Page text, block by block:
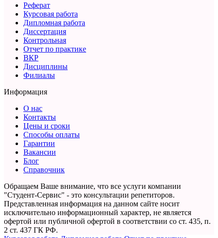
Реферат
Курсовая работа
Дипломная работа
Диссертация
Контрольная
Отчет по практике
ВКР
Дисциплины
Филиалы
Информация
О нас
Контакты
Цены и сроки
Способы оплаты
Гарантии
Вакансии
Блог
Справочник
Обращаем Ваше внимание, что все услуги компании
"Студент-Сервис" - это консультации репетиторов.
Представленная информация на данном сайте носит
исключительно информационный характер, не является
офертой или публичной офертой в соответствии со ст. 435, п.
2 ст. 437 ГК РФ.